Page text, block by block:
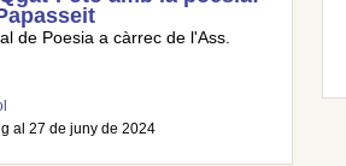
de Poesia a càrrec de l'Ass.
al 27 de juny de 2024